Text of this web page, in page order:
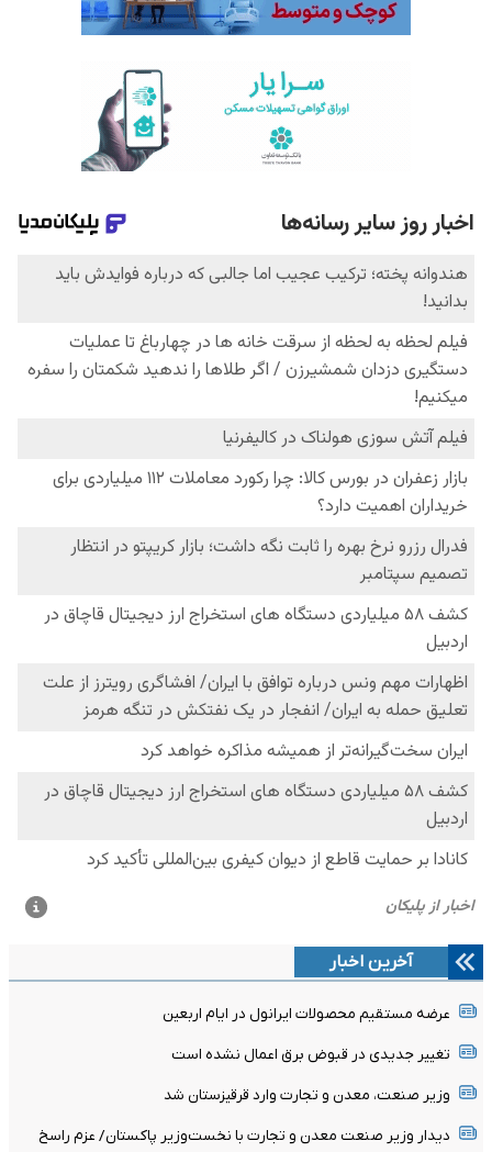
آخرین اخبار
عرضه مستقیم محصولات ایرانول در ایام اربعین
تغییر جدیدی در قبوض برق اعمال نشده است
وزیر صنعت، معدن و تجارت وارد قرقیزستان شد
دیدار وزیر صنعت معدن و تجارت با نخست‌وزیر پاکستان/ عزم راسخ